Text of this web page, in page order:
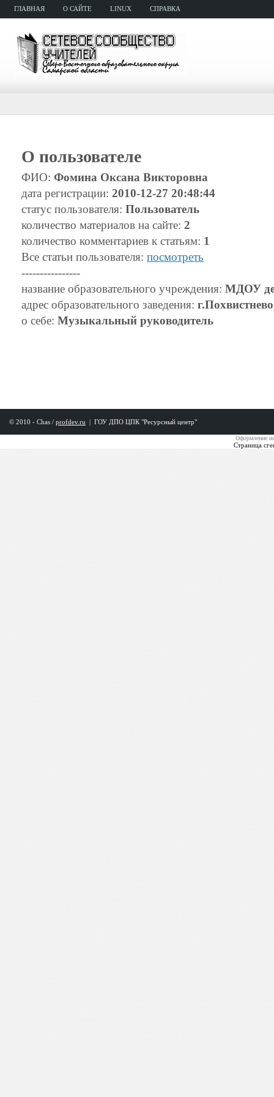
ГЛАВНАЯ О САЙТЕ LINUX СПРАВКА
О пользователе
ФИО: Фомина Оксана Викторовна
дата регистрации: 2010-12-27 20:48:44
статус пользователя: Пользователь
количество материалов на сайте: 2
количество комментариев к статьям: 1
Все статьи пользователя: посмотреть
----------------
название образовательного учреждения: МДОУ
адрес образовательного заведения:
о себе: Музыкальный руководитель
© 2010 - Chas / profdev.ru | ГОУ ДПО ЦПК "Ресурсный центр"
Оформление
Страница